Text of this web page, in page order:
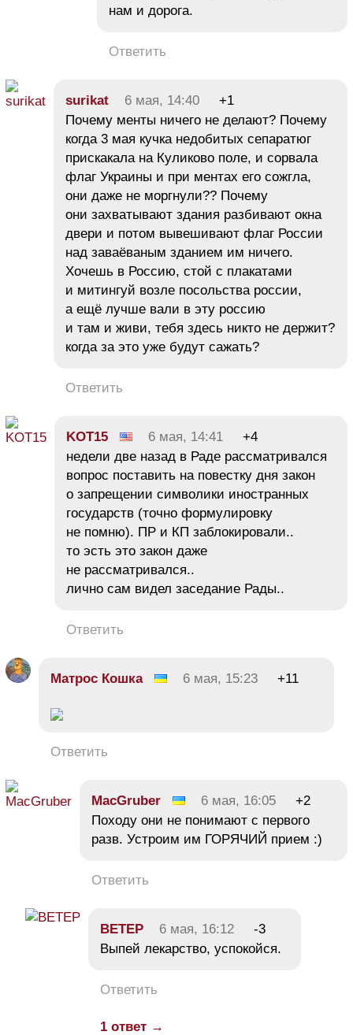
нам и дорога.
Ответить
surikat 6 мая, 14:40
+1
Почему менты ничего не делают? Почему
когда 3 мая кучка недобитых сепаратюг
прискакала на Куликово поле, и сорвала
флаг Украины и при ментах его сожгла,
они даже не моргнули?? Почему
они захватывают здания разбивают окна
двери и потом вывешивают флаг России
над заваёваным зданием им ничего.
Хочешь в Россию, стой с плакатами
и митингуй возле посольства россии,
а ещё лучше вали в эту россию
и там и живи, тебя здесь никто не держит?
когда за это уже будут сажать?
Ответить
KOT15 6 мая, 14:41
+4
недели две назад в Раде рассматривался
вопрос поставить на повестку дня закон
о запрещении символики иностранных
государств (точно формулировку
не помню). ПР и КП заблокировали..
то эсть это закон даже
не рассматривался..
лично сам видел заседание Рады..
Ответить
Матрос Кошка 6 мая, 15:23 +11
Ответить
MacGruber 6 мая, 16:05
+2
Походу они не понимают с первого
разв. Устроим им ГОРЯЧИЙ прием :)
Ответить
BETEP 6 мая, 16:12
-3
Выпей лекарство, успокойся.
Ответить
1 ответ →